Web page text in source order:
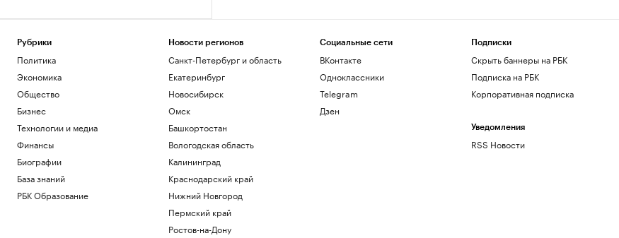
Рубрики
Политика
Экономика
Общество
Бизнес
Технологии и медиа
Финансы
Биографии
База знаний
РБК Образование
Новости регионов
Санкт-Петербург и область
Екатеринбург
Новосибирск
Омск
Башкортостан
Вологодская область
Калининград
Краснодарский край
Нижний Новгород
Пермский край
Ростов-на-Дону
Социальные сети
ВКонтакте
Одноклассники
Telegram
Дзен
Подписки
Скрыть баннеры на РБК
Подписка на РБК
Корпоративная подписка
Уведомления
RSS Новости